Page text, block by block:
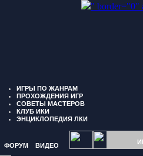
" border="0"
ИГРЫ ПО ЖАНРАМ
ПРОХОЖДЕНИЯ ИГР
СОВЕТЫ МАСТЕРОВ
КЛУБ ИКИ
ЭНЦИКЛОПЕДИЯ ЛКИ
ФОРУМ ВИДЕО